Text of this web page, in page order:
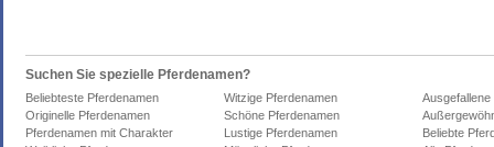
Suchen Sie spezielle Pferdenamen?
Beliebteste Pferdenamen Witzige Pferdenamen
Originelle Pferdenamen
Schöne Pferdenamen
Pferdenamen mit Charakter
Lustige Pferdenamen
Beliebte